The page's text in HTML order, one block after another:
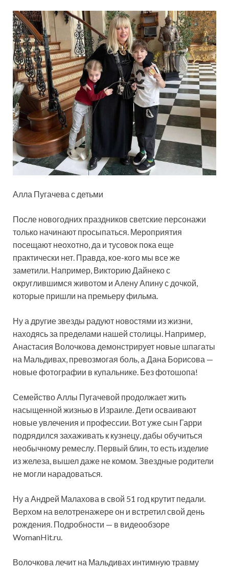
Алла Пугачева с детьми
После новогодних праздников светские персонажи
только начинают просыпаться. Мероприятия
посещают неохотно, да и тусовок пока еще
практически нет. Правда, кое-кого мы все же
заметили. Например, Викторию Дайнеко с
округлившимся животом и Алену Апину с дочкой,
которые пришли на премьеру фильма.
Ну а другие звезды радуют новостями из жизни,
находясь за пределами нашей столицы. Например,
Анастасия Волочкова демонстрирует новые шпагаты
на Мальдивах, превозмогая боль, а Дана Борисова —
новые фотографии в купальнике. Без фотошопа!
Семейство Аллы Пугачевой продолжает жить
насыщенной жизнью в Израиле. Дети осваивают
новые увлечения и профессии. Вот уже сын Гарри
подрядился захаживать к кузнецу, дабы обучиться
необычному ремеслу. Первый блин, то есть изделие
из железа, вышел даже не комом. Звездные родители
не могли нарадоваться.
Ну а Андрей Малахова в свой 51 год крутит педали.
Верхом на велотренажере он и встретил свой день
рождения. Подробности — в видеообзоре
WomanHit.ru.
Волочкова лечит на Мальдивах интимную травму